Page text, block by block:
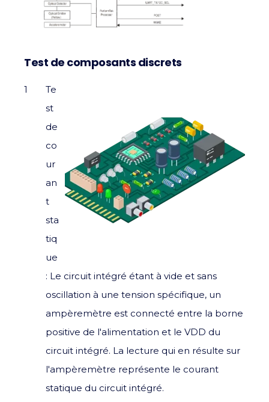
Test de composants discrets
Te
st
de
co
ur
an
t
sta
tiq
ue
: Le circuit intégré étant à vide et sans
oscillation à une tension spécifique, un
ampèremètre est connecté entre la borne
positive de l'alimentation et le VDD du
circuit intégré. La lecture qui en résulte sur
l'ampèremètre représente le courant
statique du circuit intégré.